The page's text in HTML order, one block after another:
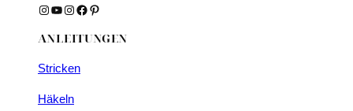
Instagram YouTube Instagram Facebook Pinterest
ANLEITUNGEN
Stricken
Häkeln